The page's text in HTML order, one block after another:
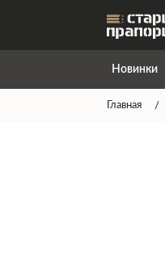
Новинки
Главная